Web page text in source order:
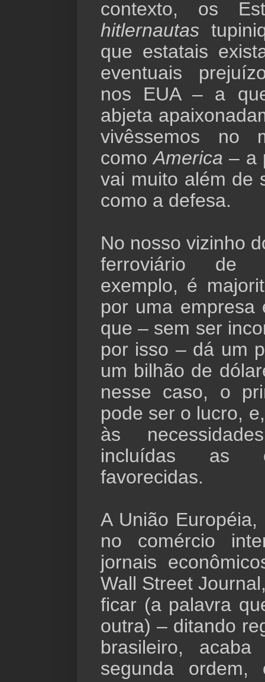
contexto, os
hitlernautas
que estatais
eventuais
nos EUA – a
abjeta
vivêssemos no
comoAmerica– a
vai muito além de
como a defesa.
No nosso vizinho
ferroviário de
exemplo, é
por uma empresa
que – sem ser
por isso – dá um
um bilhão de
nesse caso, o
pode ser o lucro,
às
incluídas as
favorecidas.
A União
no comércio
jornais
Wall Street
ficar (a palavra
outra) – ditando
brasileiro,
segunda